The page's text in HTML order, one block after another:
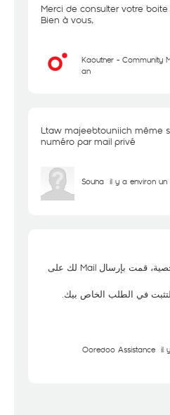
Merci de consulter votre
Bien à vous,
Kaouther - Community
an
Ltaw majeebtouniich même
numéro par mail privé
Souha il y a environ un
لضمان سرية معطيات الشخصية، قمت بإرسال Mail لك على
لتثبت في الطلب الخاص بيك.
Ooredoo Assistance il